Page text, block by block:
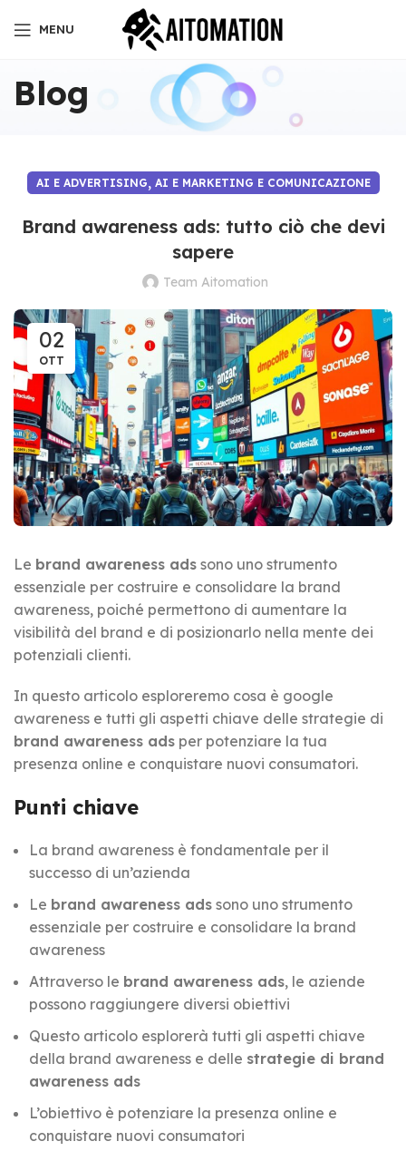
MENU
Blog
AI E ADVERTISING, AI E MARKETING E COMUNICAZIONE
Brand awareness ads: tutto ciò che devi
sapere
Team Aitomation
02
OTT
Le brand awareness ads sono uno strumento
essenziale per costruire e consolidare la brand
awareness, poiché permettono di aumentare la
visibilità del brand e di posizionarlo nella mente dei
potenziali clienti.
In questo articolo esploreremo cosa è google
awareness e tutti gli aspetti chiave delle strategie di
brand awareness ads per potenziare la tua
presenza online e conquistare nuovi consumatori.
Punti chiave
La brand awareness è fondamentale per il
successo di un’azienda
Le brand awareness ads sono uno strumento
essenziale per costruire e consolidare la brand
awareness
Attraverso le brand awareness ads, le aziende
possono raggiungere diversi obiettivi
Questo articolo esplorerà tutti gli aspetti chiave
della brand awareness e delle strategie di brand
awareness ads
L’obiettivo è potenziare la presenza online e
conquistare nuovi consumatori